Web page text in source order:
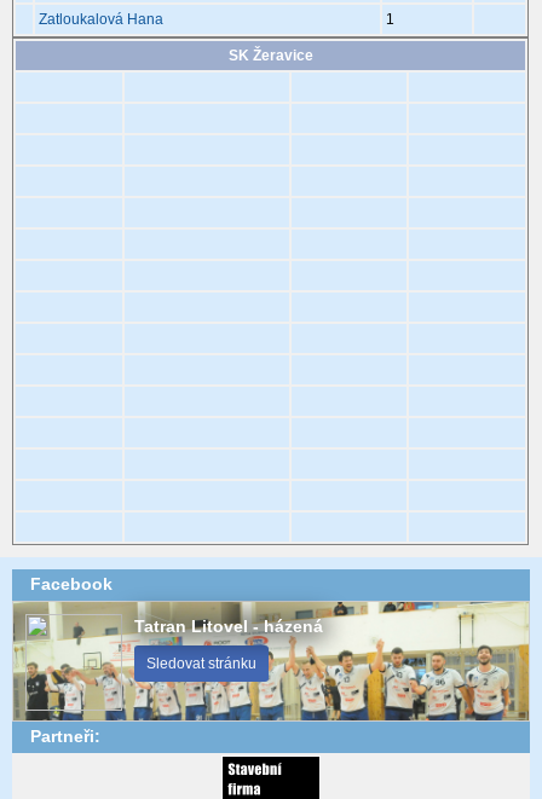
Zatloukalová Hana
1
SK Žeravice
Facebook
Tatran Litovel - házená
Sledovat stránku
Partneři: